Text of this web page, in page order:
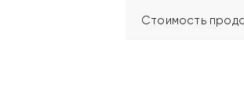
Стоимость